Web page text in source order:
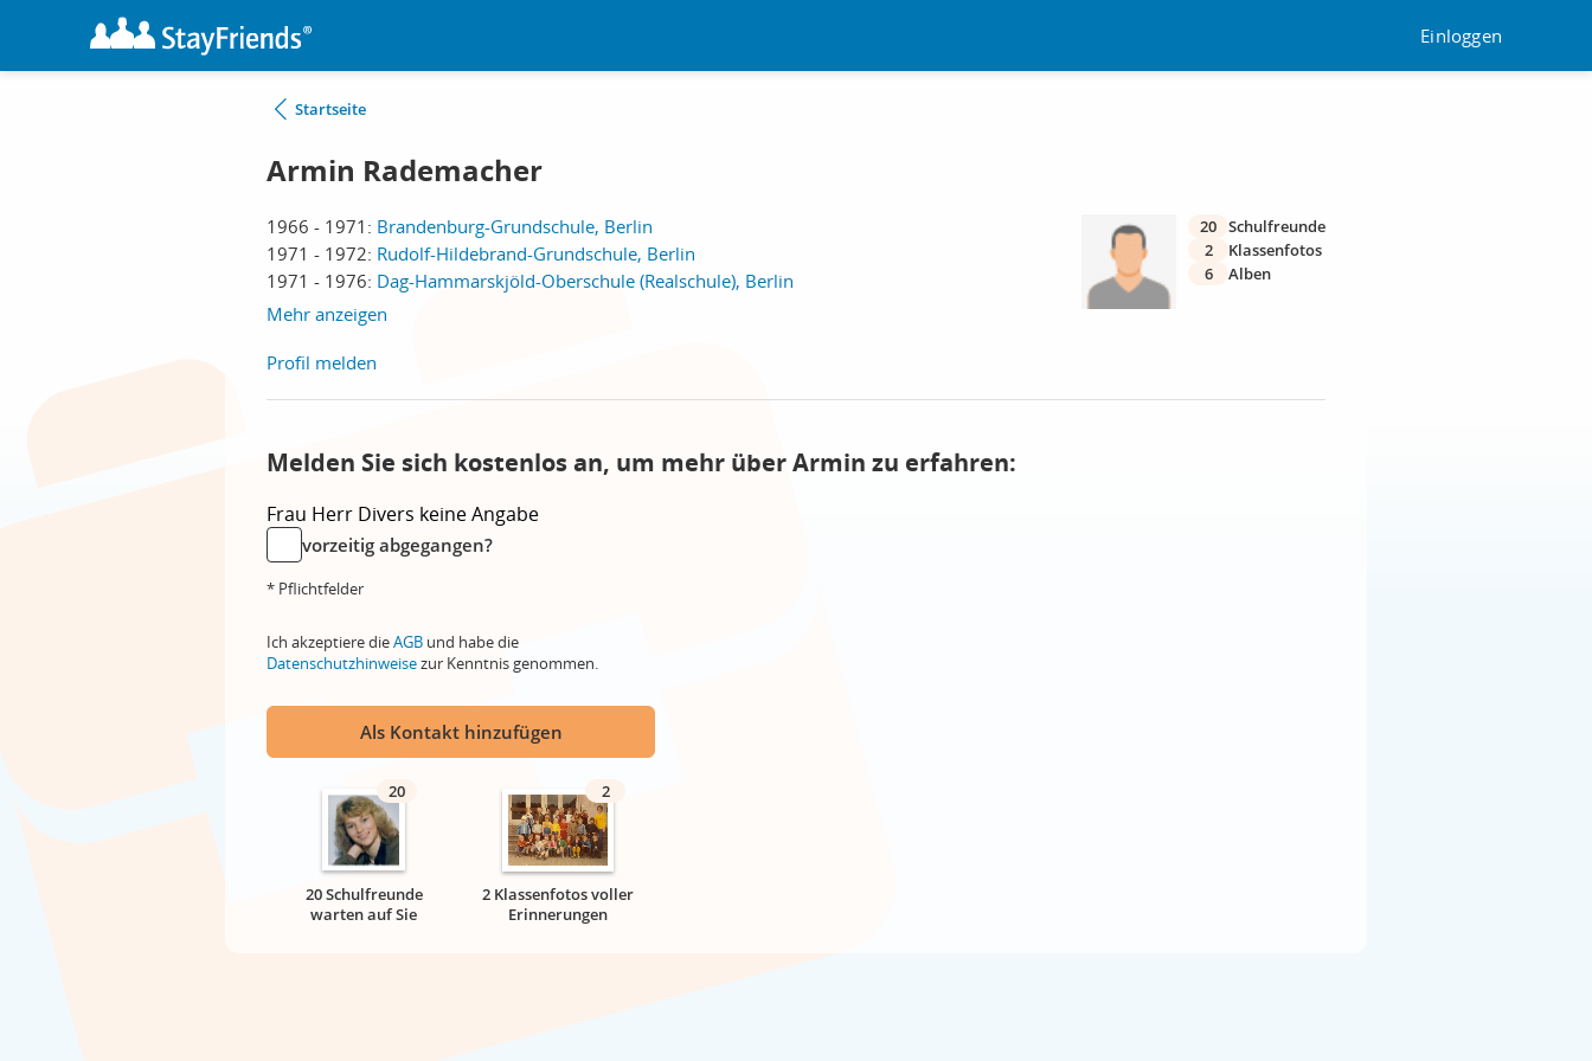
Einloggen
Startseite
Armin Rademacher
1966 - 1971: Brandenburg-Grundschule, Berlin
1971 - 1972: Rudolf-Hildebrand-Grundschule, Berlin
1971 - 1976: Dag-Hammarskjöld-Oberschule (Realschule), Berlin
Mehr anzeigen
20 Schulfreunde
2
Klassenfotos
6
Alben
Profil melden
Melden Sie sich kostenlos an, um mehr über Armin zu erfahren:
Frau Herr Divers keine Angabe
vorzeitig abgegangen?
* Pflichtfelder
Ich akzeptiere dieAGB und habe die
Datenschutzhinweisezur Kenntnis genommen.
Als Kontakt hinzufügen
20
20 Schulfreunde
warten auf Sie
2
2 Klassenfotos voller
Erinnerungen